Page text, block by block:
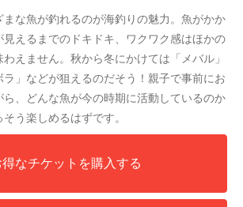
な魚が釣れるのが海釣りの魅力。魚がかか
見えるまでのドキドキ、ワクワク感はほかの
えません。秋から冬にかけては「メバル」
」などが狙えるのだそう！親子で事前にお
ら、どんな魚が今の時期に活動しているのか
う楽しめるはずです。
得なチケットを購入する